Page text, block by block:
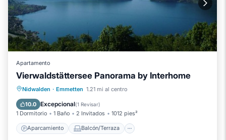
Apartamento
Vierwaldstättersee Panorama by Interhome
Nidwalden · Emmetten 1.21 mi al centro
10.0 Excepcional(1 Revisar)
1 Dormitorio 1 Baño 2 Invitados 1012 pies²
Aparcamiento Balcón/Terraza
Aparcamiento
Balcón/Terraza
Cocina
Internet